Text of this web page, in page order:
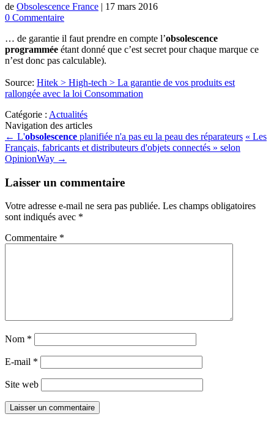
de Obsolescence France | 17 mars 2016
0 Commentaire
… de garantie il faut prendre en compte l’obsolescence
programmée étant donné que c’est secret pour chaque marque ce
n’est donc pas calculable).
Source: Hitek > High-tech > La garantie de vos produits est
rallongée avec la loi Consommation
Catégorie : Actualités
Navigation des articles
← L'obsolescence planifiée n'a pas eu la peau des réparateurs « Les
Français, fabricants et distributeurs d'objets connectés » selon
OpinionWay →
Laisser un commentaire
Votre adresse e-mail ne sera pas publiée. Les champs obligatoires
sont indiqués avec *
Commentaire *
Nom *
E-mail *
Site web